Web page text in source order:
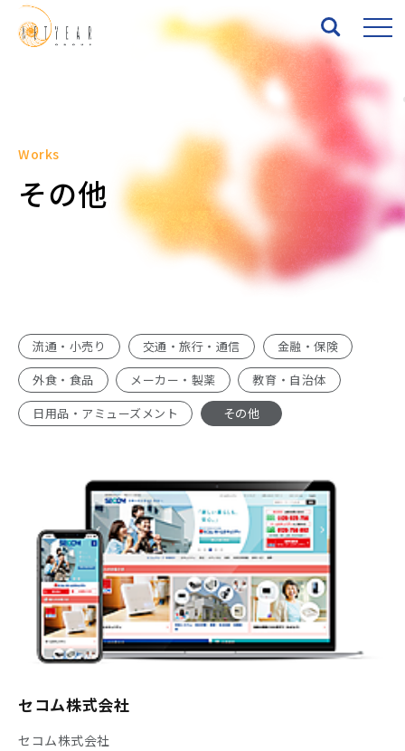
About
Services
Seminar
IR
Recruit
Works
その他
流通・小売り 交通・旅行・通信
金融・保険
外食・食品
メーカー・製薬
教育・自治体
日用品・アミューズメント
その他
セコム株式会社
セコム株式会社